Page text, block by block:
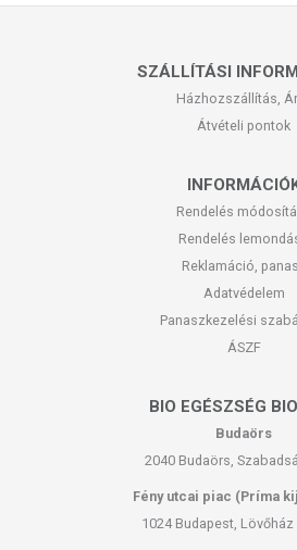
SZÁLLÍTÁSI
Házhozszállítás,
Átvételi pontok
Rendelés
Rendelés
Reklamáció,
Adatvédelem
Panaszkezelési
ÁSZF
BIO EGÉSZSÉG
Budaörs
2040 Budaörs,
Fény utcai piac (Príma
1024 Budapest, Lövőház